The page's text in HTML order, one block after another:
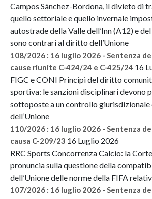
Campos Sánchez-Bordona, il divieto di
quello settoriale e quello invernale
autostrade della Valle dell’Inn (A12) e
sono contrari al diritto dell’Unione
108/2026 : 16 luglio 2026 - Sentenza
cause riunite C-424/24 e C-425/24 16
FIGC e CONI Principi del diritto
sportiva: le sanzioni disciplinari devono
sottoposte a un controllo
dell’Unione
110/2026 : 16 luglio 2026 - Sentenza
causa C-209/23 16 Luglio 2026
RRC Sports Concorrenza Calcio: la
pronuncia sulla questione della
dell’Unione delle norme della FIFA
107/2026 : 16 luglio 2026 - Sentenza